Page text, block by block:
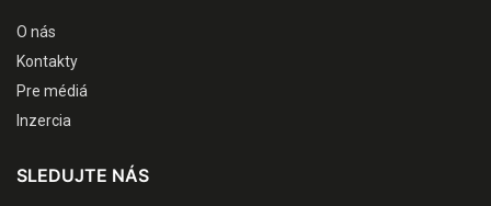
O nás
Kontakty
Pre médiá
Inzercia
SLEDUJTE NÁS